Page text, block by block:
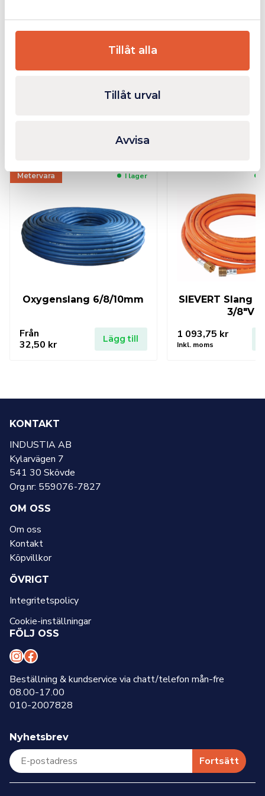
Tillåt alla
Tillåt urval
Avvisa
Ytterligare Information
Relaterade produkter
I lager
Metervara
Oxygenslang 6/8/10mm
Från
32,50 kr Lägg till
SIEVERT Slang
3/8″V
1 093,75 kr
Inkl. moms
KONTAKT
INDUSTIA AB
Kylarvägen 7
541 30 Skövde
Org.nr: 559076-7827
OM OSS
Om oss
Kontakt
Köpvillkor
ÖVRIGT
Integritetspolicy
Cookie-inställningar
FÖLJ OSS
I
n
s
t
a
g
r
a
F
a
c
e
b
o
o
k
Beställning & kundservice via chatt/telefon mån-fre
08.00-17.00
010-2007828
Nyhetsbrev
Fortsätt